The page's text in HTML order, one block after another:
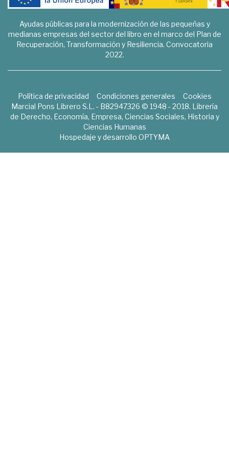
Ayudas públicas para la modernización de las pequeñas y
medianas empresas del sector del libro en el marco del Plan de
Recuperación, Transformación y Resiliencia. Convocatoria
2022.
Política de privacidad Condiciones generales
Cookies
Marcial Pons Librero S.L. - B82947326 © 1948 - 2018. Librería
de Derecho, Economía, Empresa, Ciencias Sociales, Historia y
Ciencias Humanas
Hospedaje y desarrollo OPTYMA